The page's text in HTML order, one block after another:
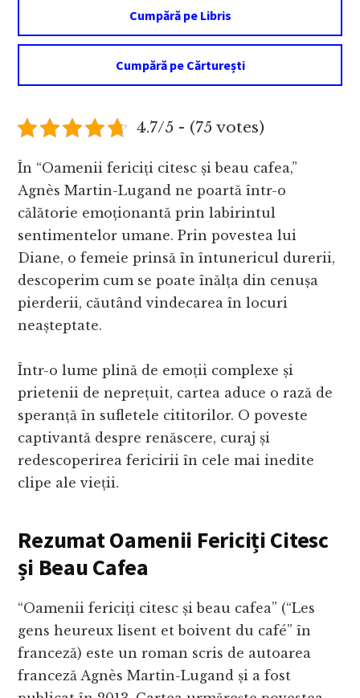
Cumpără pe Libris
Cumpără pe Cărturești
4.7/5 - (75 votes)
În “Oamenii fericiți citesc și beau cafea,”
Agnès Martin-Lugand ne poartă într-o
călătorie emoționantă prin labirintul
sentimentelor umane. Prin povestea lui
Diane, o femeie prinsă în întunericul durerii,
descoperim cum se poate înălța din cenușa
pierderii, căutând vindecarea în locuri
neașteptate.
Într-o lume plină de emoții complexe și
prietenii de neprețuit, cartea aduce o rază de
speranță în sufletele cititorilor. O poveste
captivantă despre renăscere, curaj și
redescoperirea fericirii în cele mai inedite
clipe ale vieții.
Rezumat Oamenii Fericiți Citesc
și Beau Cafea
“Oamenii fericiți citesc și beau cafea” (“Les
gens heureux lisent et boivent du café” în
franceză) este un roman scris de autoarea
franceză Agnès Martin-Lugand și a fost